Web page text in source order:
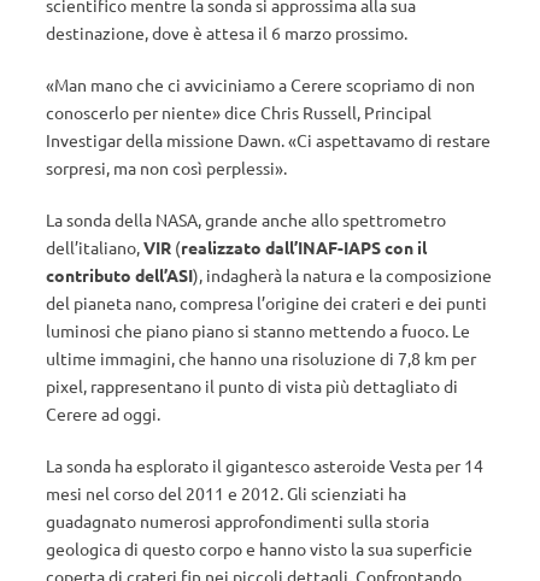
scientifico mentre la sonda si approssima alla sua
destinazione, dove è attesa il 6 marzo prossimo.
«Man mano che ci avviciniamo a Cerere scopriamo di non
conoscerlo per niente» dice Chris Russell, Principal
Investigar della missione Dawn. «Ci aspettavamo di restare
sorpresi, ma non così perplessi».
La sonda della NASA, grande anche allo spettrometro
dell’italiano,VIR (realizzato dall’INAF-IAPS con il
contributo dell’ASI), indagherà la natura e la composizione
del pianeta nano, compresa l’origine dei crateri e dei punti
luminosi che piano piano si stanno mettendo a fuoco. Le
ultime immagini, che hanno una risoluzione di 7,8 km per
pixel, rappresentano il punto di vista più dettagliato di
Cerere ad oggi.
La sonda ha esplorato il gigantesco asteroide Vesta per 14
mesi nel corso del 2011 e 2012. Gli scienziati ha
guadagnato numerosi approfondimenti sulla storia
geologica di questo corpo e hanno visto la sua superficie
coperta di crateri fin nei piccoli dettagli. Confrontando